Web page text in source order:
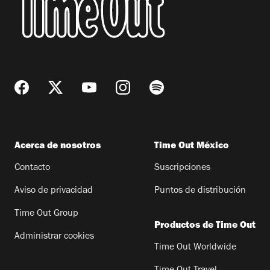
Acerca de nosotros
Contacto
Aviso de privacidad
Time Out Group
Administrar cookies
Time Out México
Suscripciones
Puntos de distribución
Productos de Time Out
Time Out Worldwide